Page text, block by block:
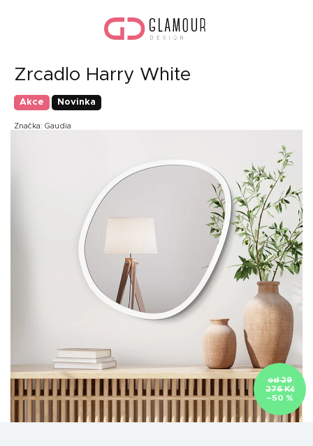
Zrcadlo Harry White
Akce Novinka
Značka: Gaudia
od 29
276 Kč
–50 %